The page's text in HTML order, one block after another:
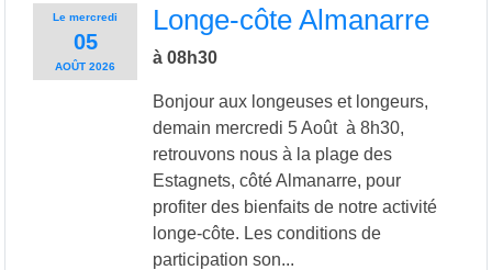
Lemercredi
05
AOÛT 2026
Longe-côte Almanarre
à 08h30
Bonjour aux longeuses et longeurs,
demain mercredi 5 Août à 8h30,
retrouvons nous à la plage des
Estagnets, côté Almanarre, pour
profiter des bienfaits de notre activité
longe-côte. Les conditions de
participation son...